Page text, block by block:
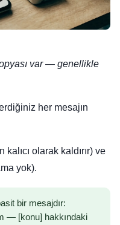
var — genellikle
her mesajın
kalıcı olarak kaldırır) ve
yok).
bir mesajdır:
— [konu] hakkındaki